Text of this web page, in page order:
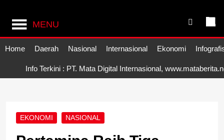
MENU
Home Daerah Nasional Internasional Ekonomi
Info Terkini : PT. Mata Digital Internasional,
EKONOMI NASIONAL